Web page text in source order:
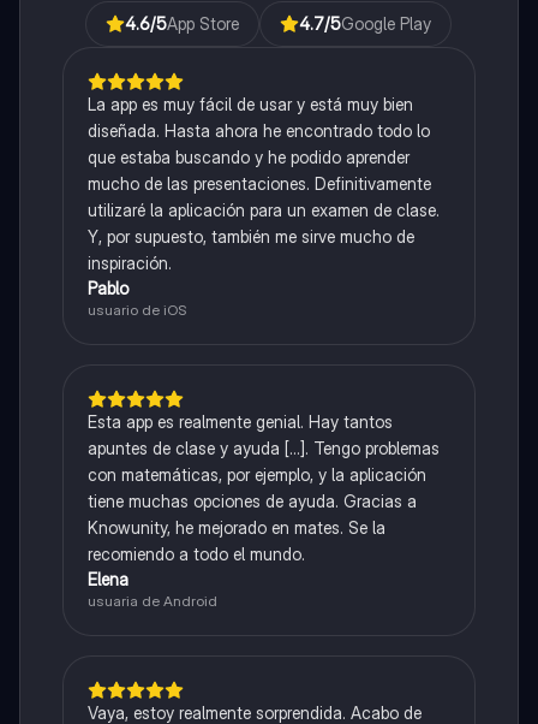
4.6/5App Store 4.7/5Google Play
La app es muy fácil de usar y está muy bien
diseñada. Hasta ahora he encontrado todo lo
que estaba buscando y he podido aprender
mucho de las presentaciones. Definitivamente
utilizaré la aplicación para un examen de clase.
Y, por supuesto, también me sirve mucho de
inspiración.
Pablo
usuario de iOS
Esta app es realmente genial. Hay tantos
apuntes de clase y ayuda [...]. Tengo problemas
con matemáticas, por ejemplo, y la aplicación
tiene muchas opciones de ayuda. Gracias a
Knowunity, he mejorado en mates. Se la
recomiendo a todo el mundo.
Elena
usuaria de Android
Vaya, estoy realmente sorprendida. Acabo de